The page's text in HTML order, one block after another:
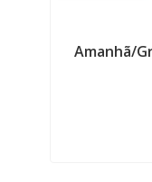
Amanhã/